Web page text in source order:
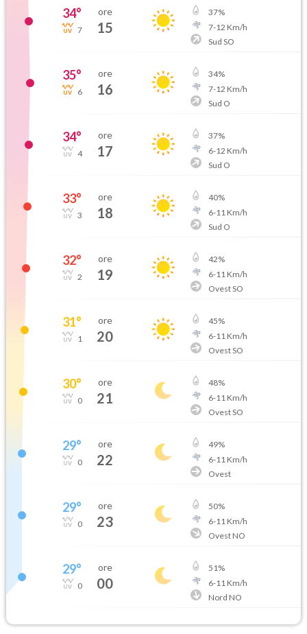
34°
7
ore
15
37%
7-12 Km/h
Sud SO
35°
6
ore
16
34%
7-12 Km/h
Sud O
34°
4
ore
17
37%
6-12 Km/h
Sud O
33°
3
ore
18
40%
6-11 Km/h
Sud O
32°
2
ore
19
42%
6-11 Km/h
Ovest SO
31°
1
ore
20
45%
6-11 Km/h
Ovest SO
30°
0
ore
21
48%
6-11 Km/h
Ovest SO
29°
0
ore
22
49%
6-11 Km/h
Ovest
29°
0
ore
23
50%
6-11 Km/h
Ovest NO
29°
0
ore
00
51%
6-11 Km/h
Nord NO